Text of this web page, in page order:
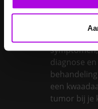
Je konijnen
symptomen,
diagnose en
een
tumor bij je